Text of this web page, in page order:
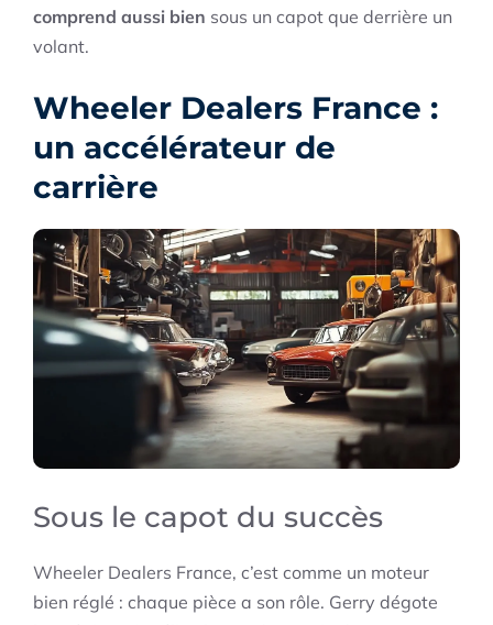
comprend aussi bien sous un capot que derrière un
volant.
Wheeler Dealers France :
un accélérateur de
carrière
Sous le capot du succès
Wheeler Dealers France, c’est comme un moteur
bien réglé : chaque pièce a son rôle. Gerry dégote